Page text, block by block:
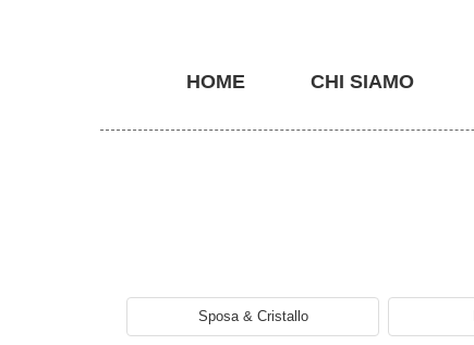
HOME CHI SIAMO
Sposa & Cristallo